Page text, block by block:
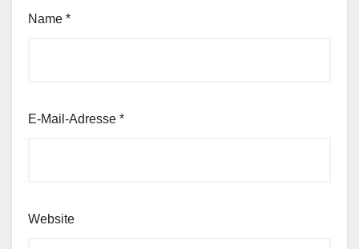
Name *
E-Mail-Adresse *
Website